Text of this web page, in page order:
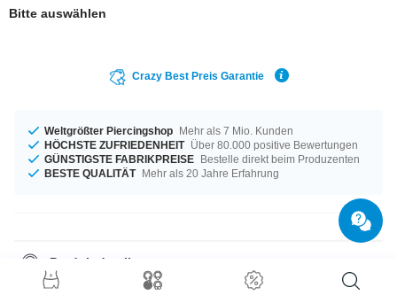
Bitte auswählen
Crazy Best Preis Garantie
Weltgrößter Piercingshop Mehr als 7 Mio. Kunden
HÖCHSTE ZUFRIEDENHEIT Über 80.000 positive Bewertungen
GÜNSTIGSTE FABRIKPREISE Bestelle direkt beim Produzenten
BESTE QUALITÄT Mehr als 20 Jahre Erfahrung
Produktdetails
Für dich erhältlich in den Durchmessern von 32 mm bis 58 mm. Ein